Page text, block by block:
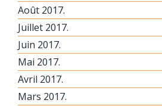
Août 2017.
Juillet 2017.
Juin 2017.
Mai 2017.
Avril 2017.
Mars 2017.